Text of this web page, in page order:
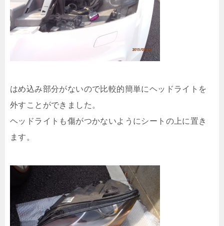
はめ込み部分がないので比較的簡単にヘッドライトを
外すことができました。
ヘッドライトも傷がつかないようにシートの上に置き
ます。